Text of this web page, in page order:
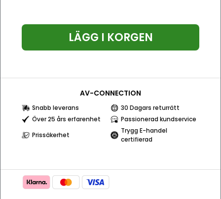
LÄGG I KORGEN
AV-CONNECTION
Snabb leverans
30 Dagars returrätt
Över 25 års erfarenhet
Passionerad kundservice
Prissäkerhet
Trygg E-handel
certifierad